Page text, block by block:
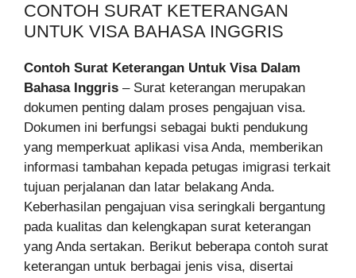
CONTOH SURAT KETERANGAN
UNTUK VISA BAHASA INGGRIS
Contoh Surat Keterangan Untuk Visa Dalam
Bahasa Inggris – Surat keterangan merupakan
dokumen penting dalam proses pengajuan visa.
Dokumen ini berfungsi sebagai bukti pendukung
yang memperkuat aplikasi visa Anda, memberikan
informasi tambahan kepada petugas imigrasi terkait
tujuan perjalanan dan latar belakang Anda.
Keberhasilan pengajuan visa seringkali bergantung
pada kualitas dan kelengkapan surat keterangan
yang Anda sertakan. Berikut beberapa contoh surat
keterangan untuk berbagai jenis visa, disertai